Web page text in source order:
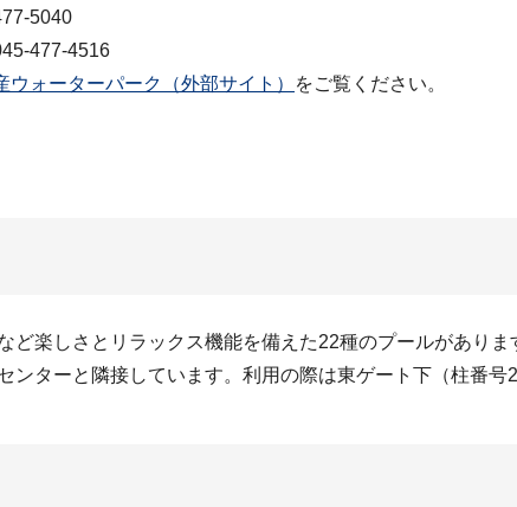
5040
477-4516
ウォーターパーク（外部サイト） をご覧ください。
ど楽しさとリラックス機能を備えた22種のプールがあり
ターと隣接しています。利用の際は東ゲート下（柱番号